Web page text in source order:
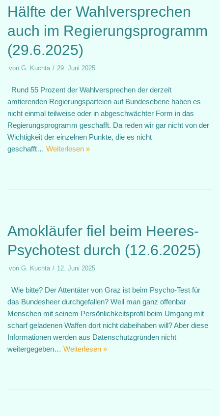
Hälfte der Wahlversprechen
auch im Regierungsprogramm
(29.6.2025)
von G. Kuchta 29. Juni 2025
Rund 55 Prozent der Wahlversprechen der derzeit
amtierenden Regierungsparteien auf Bundesebene haben es
nicht einmal teilweise oder in abgeschwächter Form in das
Regierungsprogramm geschafft. Da reden wir gar nicht von der
Wichtigkeit der einzelnen Punkte, die es nicht
geschafft… Weiterlesen »
Amokläufer fiel beim Heeres-
Psychotest durch (12.6.2025)
von G. Kuchta 12. Juni 2025
Wie bitte? Der Attentäter von Graz ist beim Psycho-Test für
das Bundesheer durchgefallen? Weil man ganz offenbar
Menschen mit seinem Persönlichkeitsprofil beim Umgang mit
scharf geladenen Waffen dort nicht dabeihaben will? Aber diese
Informationen werden aus Datenschutzgründen nicht
weitergegeben… Weiterlesen »